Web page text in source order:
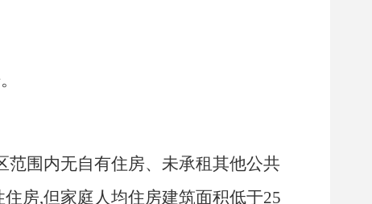
围内无自有住房、未承租其他公共
房,但家庭人均住房建筑面积低于25